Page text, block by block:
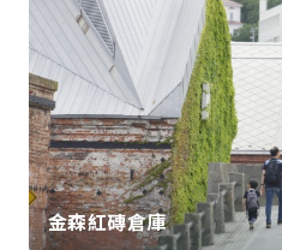
金森紅磚倉庫